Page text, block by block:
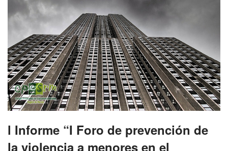
l Informe “I Foro de prevención de
la violencia a menores en el